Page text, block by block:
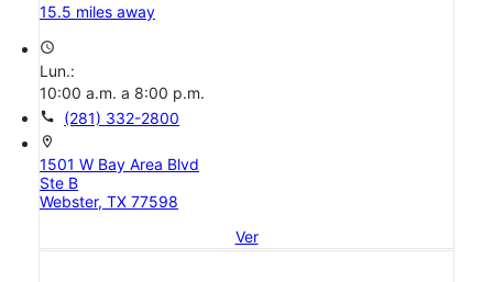
15.5 miles away
access_time
Lun.:
10:00 a.m. a 8:00 p.m.
call (281) 332-2800
location_on
1501 W Bay Area Blvd
Ste B
Webster, TX 77598
Ver